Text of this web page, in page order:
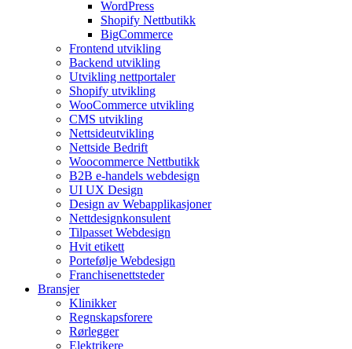
WordPress
Shopify Nettbutikk
BigCommerce
Frontend utvikling
Backend utvikling
Utvikling nettportaler
Shopify utvikling
WooCommerce utvikling
CMS utvikling
Nettsideutvikling
Nettside Bedrift
Woocommerce Nettbutikk
B2B e-handels webdesign
UI UX Design
Design av Webapplikasjoner
Nettdesignkonsulent
Tilpasset Webdesign
Hvit etikett
Portefølje Webdesign
Franchisenettsteder
Bransjer
Klinikker
Regnskapsforere
Rørlegger
Elektrikere